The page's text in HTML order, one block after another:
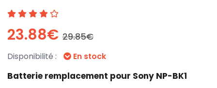
23.88€ 29.85€
Disponibilité : En stock
Batterie remplacement pour Sony NP-BK1